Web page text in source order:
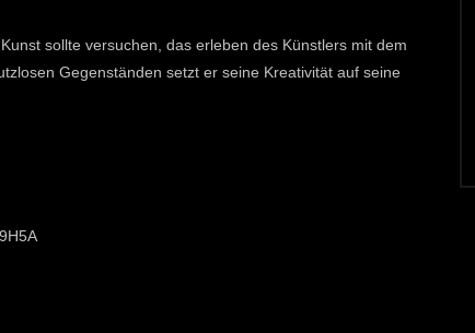
sollte versuchen, das erleben des Künstlers mit dem
Gegenständen setzt er seine Kreativität auf seine